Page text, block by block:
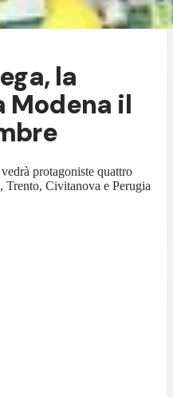
la
Modena il
protagoniste quattro
Trento, Civitanova e Perugia